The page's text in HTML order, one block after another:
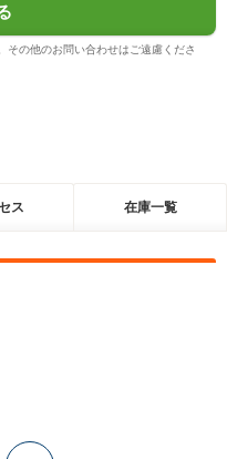
の他のお問い合わせはご遠慮くださ
ス 在庫一覧